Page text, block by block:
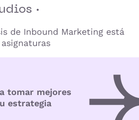
·
de Inbound Marketing está
tomar mejores
estrategia